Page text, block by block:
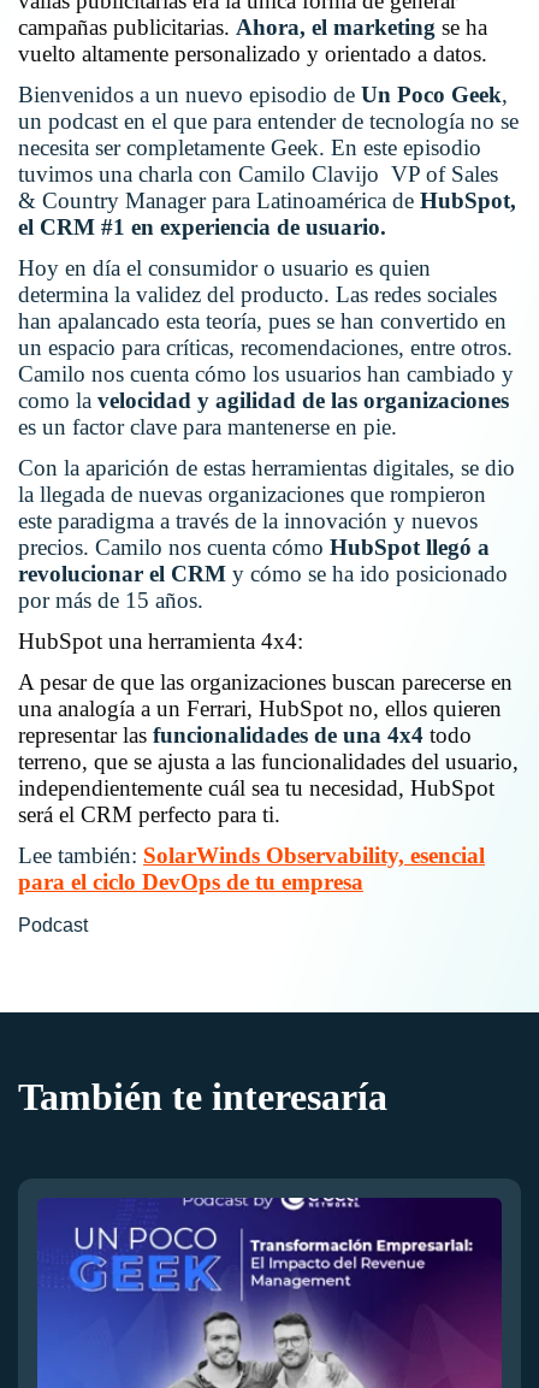
campañas publicitarias. Ahora, el marketing se ha
vuelto altamente personalizado y orientado a datos.
Bienvenidos a un nuevo episodio de Un Poco Geek,
un podcast en el que para entender de tecnología no se
necesita ser completamente Geek. En este episodio
tuvimos una charla con Camilo Clavijo VP of Sales
& Country Manager para Latinoamérica de HubSpot,
el CRM #1 en experiencia de usuario.
Hoy en día el consumidor o usuario es quien
determina la validez del producto. Las redes sociales
han apalancado esta teoría, pues se han convertido en
un espacio para críticas, recomendaciones, entre otros.
Camilo nos cuenta cómo los usuarios han cambiado y
como la velocidad y agilidad de las organizaciones
es un factor clave para mantenerse en pie.
Con la aparición de estas herramientas digitales, se dio
la llegada de nuevas organizaciones que rompieron
este paradigma a través de la innovación y nuevos
precios. Camilo nos cuenta cómo HubSpot llegó a
revolucionar el CRM y cómo se ha ido posicionado
por más de 15 años.
HubSpot una herramienta 4x4:
A pesar de que las organizaciones buscan parecerse en
una analogía a un Ferrari, HubSpot no, ellos quieren
representar las funcionalidades de una 4x4 todo
terreno, que se ajusta a las funcionalidades del usuario,
independientemente cuál sea tu necesidad, HubSpot
será el CRM perfecto para ti.
Lee también: SolarWinds Observability, esencial
para el ciclo DevOps de tu empresa
Podcast
También te interesaría